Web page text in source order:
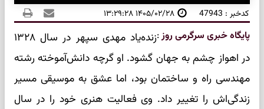
کدخبر : 47943 ۱۴۰۵/۰۲/۲۸ ۱۳:۲۹:۲۸
پایگاه خبری سرگرمی روز:
زنده‌یاد مهدی سپهر در سال ۱۳۲۸
در اهواز چشم به جهان گشود. او گرچه دانش‌آموخته رشته
مهندسی راه و ساختمان بود، اما عشق به موسیقی مسیر
زندگی‌اش را تغییر داد. وی فعالیت هنری خود را در سال